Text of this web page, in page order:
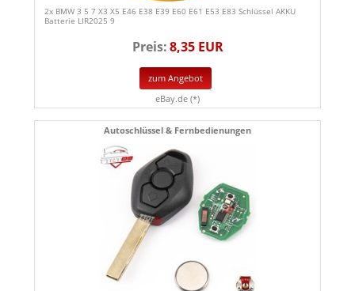
2x BMW 3 5 7 X3 X5 E46 E38 E39 E60 E61 E53 E83 Schlüssel AKKU
Batterie LIR2025 9
Preis:8,35 EUR
zum Angebot
eBay.de (*)
Autoschlüssel & Fernbedienungen